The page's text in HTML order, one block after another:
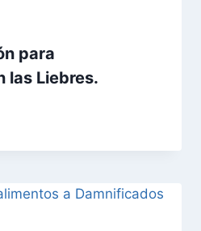
para
las Liebres.